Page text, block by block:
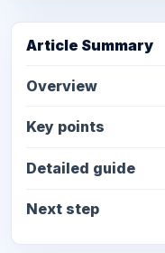
Article Summary
Overview
Key points
Detailed guide
Next step